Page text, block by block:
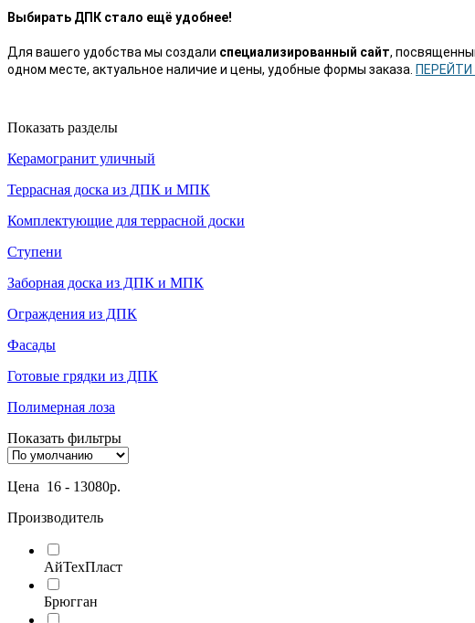
Выбирать ДПК стало ещё удобнее!
Для вашего удобства мы создали специализированный сайт,
одном месте, актуальное наличие и цены, удобные формы заказа.
Показать разделы
Керамогранит уличный
Террасная доска из ДПК и МПК
Комплектующие для террасной доски
Ступени
Заборная доска из ДПК и МПК
Ограждения из ДПК
Фасады
Готовые грядки из ДПК
Полимерная лоза
Показать фильтры
Цена 16 - 13080р.
Производитель
АйТехПласт
Брюгган